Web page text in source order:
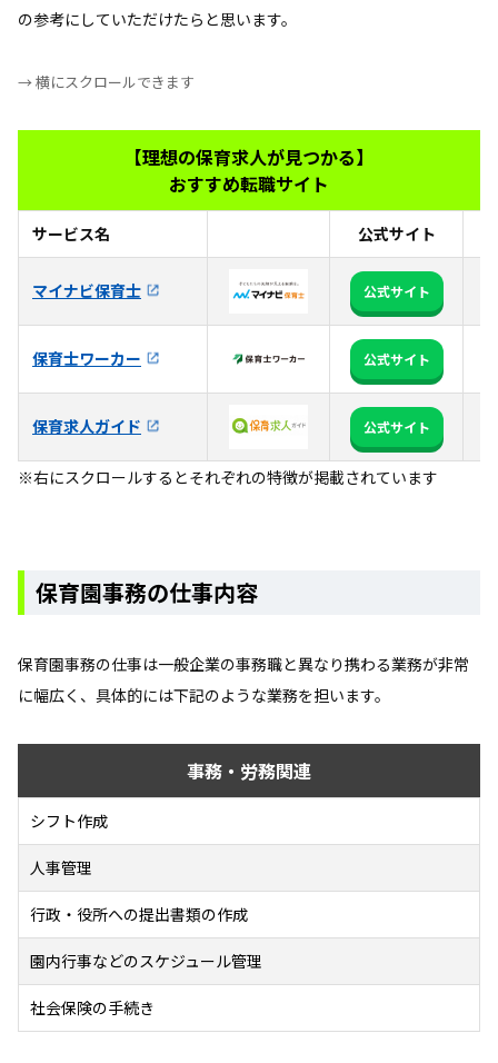
の参考にしていただけたらと思います。
→ 横にスクロールできます
【理想の保育求人が見つかる】
おすすめ転職サイト
サービス名 公式サイト
マイナビ保育士 公式サイト
保育士ワーカー 公式サイト
保育求人ガイド 公式サイト
※右にスクロールするとそれぞれの特徴が掲載されています
保育園事務の仕事内容
保育園事務の仕事は一般企業の事務職と異なり携わる業務が非常
に幅広く、具体的には下記のような業務を担います。
事務・労務関連
シフト作成
人事管理
行政・役所への提出書類の作成
園内行事などのスケジュール管理
社会保険の手続き